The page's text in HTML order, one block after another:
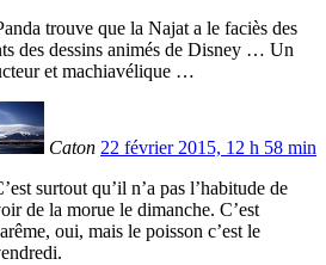
trouve que la Najat a le faciès des
des dessins animés de Disney … Un
et machiavélique …
Caton 22 février 2015, 12 h 58 min
surtout qu’il n’a pas l’habitude de
de la morue le dimanche. C’est
oui, mais le poisson c’est le